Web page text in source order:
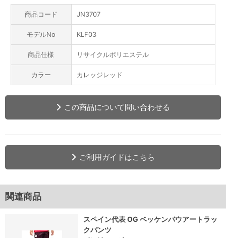
商品コード JN3707
モデルNo KLF03
商品仕様 リサイクルポリエステル
カラー カレッジレッド
この商品について問い合わせる
ご利用ガイドはこちら
関連商品
スペイン代表 OG ベッケンバウアートラッ
クパンツ